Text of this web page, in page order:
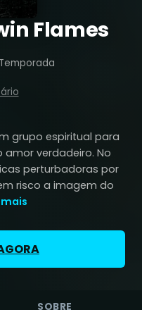
Flames
grupo espiritual para
verdadeiro. No
perturbadoras por
risco a imagem do
SOBRE